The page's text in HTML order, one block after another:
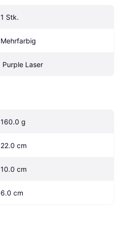
1 Stk.
Mehrfarbig
Purple Laser
160.0 g
22.0 cm
10.0 cm
6.0 cm